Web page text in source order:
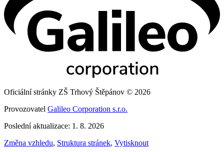
Oficiální stránky ZŠ Trhový Štěpánov © 2026
Provozovatel Galileo Corporation s.r.o.
Poslední aktualizace: 1. 8. 2026
Změna vzhledu, Struktura stránek, Vytisknout